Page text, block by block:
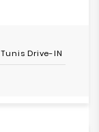
Tunis Drive-IN